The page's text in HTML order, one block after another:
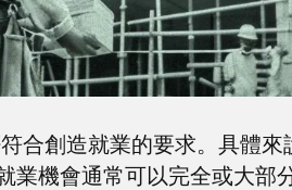
合創造就業的要求。具體
機會通常可以完全或大部